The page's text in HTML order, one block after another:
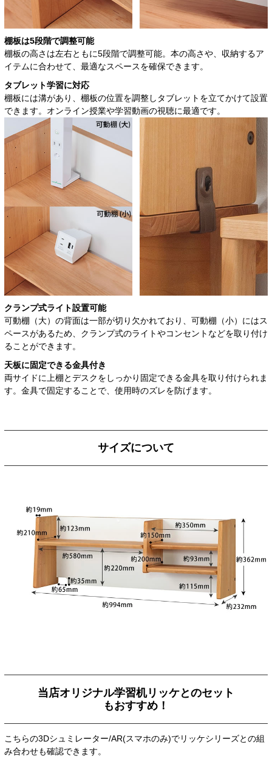
棚板は5段階で調整可能
棚板の高さは左右ともに5段階で調整可能。本の高さや、収納するア
イテムに合わせて、最適なスペースを確保できます。
タブレット学習に対応
棚板には溝があり、棚板の位置を調整しタブレットを立てかけて設置
できます。オンライン授業や学習動画の視聴に最適です。
クランプ式ライト設置可能
可動棚（大）の背面は一部が切り欠かれており、可動棚（小）にはス
ペースがあるため、クランプ式のライトやコンセントなどを取り付け
ることができます。
天板に固定できる金具付き
両サイドに上棚とデスクをしっかり固定できる金具を取り付けられま
す。金具で固定することで、使用時のズレを防げます。
サイズについて
当店オリジナル学習机リッケとのセット
もおすすめ！
こちらの3Dシュミレーター/AR(スマホのみ)でリッケシリーズとの組
み合わせも確認できます。